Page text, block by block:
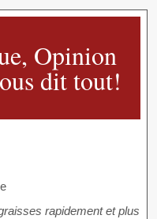
Opinion
dit tout!
rapidement et plus